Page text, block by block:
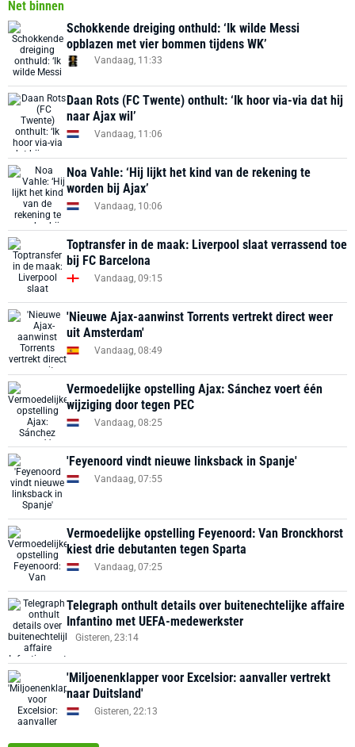
Net binnen
Schokkende dreiging onthuld: ‘Ik wilde Messi
opblazen met vier bommen tijdens WK’
Vandaag, 11:33
Daan Rots (FC Twente) onthult: ‘Ik hoor via-via dat hij
naar Ajax wil’
Vandaag, 11:06
Noa Vahle: ‘Hij lijkt het kind van de rekening te
worden bij Ajax’
Vandaag, 10:06
Toptransfer in de maak: Liverpool slaat verrassend toe
bij FC Barcelona
Vandaag, 09:15
'Nieuwe Ajax-aanwinst Torrents vertrekt direct weer
uit Amsterdam'
Vandaag, 08:49
Vermoedelijke opstelling Ajax: Sánchez voert één
wijziging door tegen PEC
Vandaag, 08:25
'Feyenoord vindt nieuwe linksback in Spanje'
Vandaag, 07:55
Vermoedelijke opstelling Feyenoord: Van Bronckhorst
kiest drie debutanten tegen Sparta
Vandaag, 07:25
Telegraph onthult details over buitenechtelijke affaire
Infantino met UEFA-medewerkster
Gisteren, 23:14
'Miljoenenklapper voor Excelsior: aanvaller vertrekt
naar Duitsland'
Gisteren, 22:13